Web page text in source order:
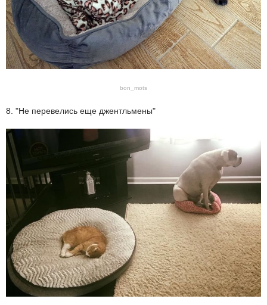
bon_mots
8. "Не перевелись еще джентльмены"